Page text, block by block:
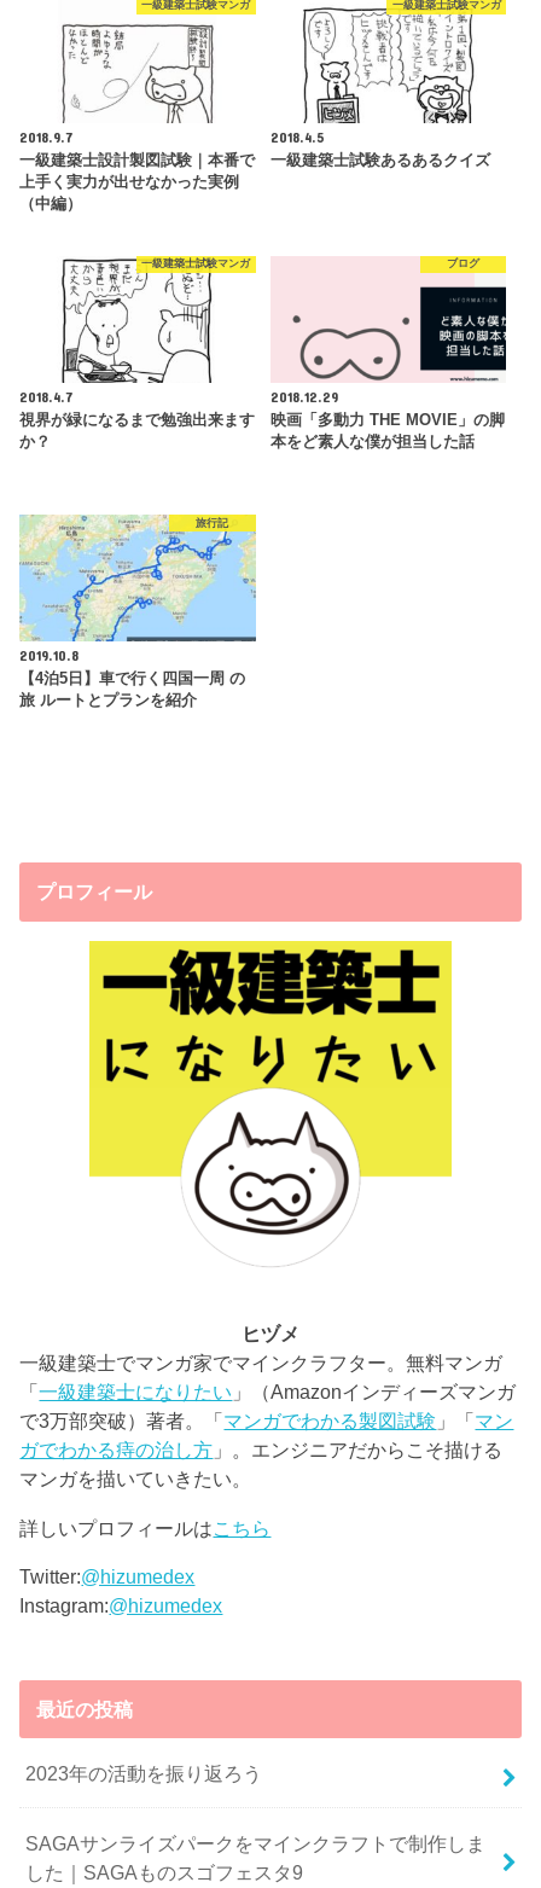
一級建築士試験マンガ
2018.9.7
一級建築士設計製図試験｜本番で
上手く実力が出せなかった実例
（中編）
一級建築士試験マンガ
2018.4.5
一級建築士試験あるあるクイズ
一級建築士試験マンガ
2018.4.7
視界が緑になるまで勉強出来ます
か？
ブログ
2018.12.29
映画「多動力 THE MOVIE」の脚
本をど素人な僕が担当した話
旅行記
2019.10.8
【4泊5日】車で行く四国一周 の
旅 ルートとプランを紹介
プロフィール
ヒヅメ
一級建築士でマンガ家でマインクラフター。無料マンガ
「一級建築士になりたい 」（Amazonインディーズマンガ
で3万部突破）著者。「 マンガでわかる製図試験 」「 マン
ガでわかる痔の治し方 」。エンジニアだからこそ描ける
マンガを描いていきたい。
詳しいプロフィールはこちら
Twitter:@hizumedex
Instagram:@hizumedex
最近の投稿
2023年の活動を振り返ろう
SAGAサンライズパークをマインクラフトで制作しま
した｜SAGAものスゴフェスタ9